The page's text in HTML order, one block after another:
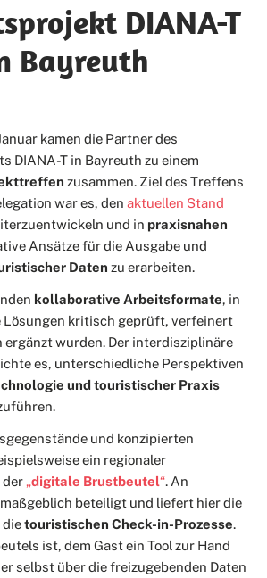
DIANA-T
Bayreuth
kamen die Partner des
DIANA-T in Bayreuth zu einem
zusammen. Ziel des Treffens
war es, denaktuellen Stand
und in praxisnahen
Ansätze für die Ausgabe und
Daten zu erarbeiten.
kollaborative Arbeitsformate, in
Lösungen kritisch geprüft, verfeinert
ergänzt wurden. Der interdisziplinäre
es, unterschiedliche Perspektiven
und touristischer Praxis
und konzipierten
ein regionaler
der „digitale Brustbeutel“. An
beteiligt und liefert hier die
dietouristischen Check-in-Prozesse.
ist, dem Gast ein Tool zur Hand
selbst über die freizugebenden Daten